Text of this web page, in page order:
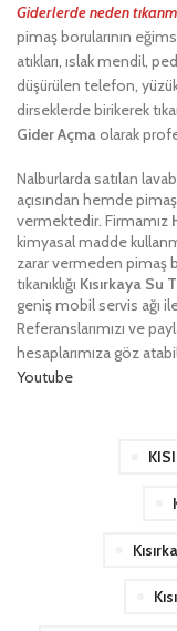
Giderlerde neden
pimaş borularının
atıkları, ıslak mendil,
düşürülen telefon,
dirseklerde birikerek
Gider Açmaolarak
Nalburlarda satılan
açısından hemde
vermektedir. Firmamız
kimyasal madde
zarar vermeden pimaş
tıkanıklığı Kısırkaya Su
geniş mobil servis ağı
Referanslarımızı ve
hesaplarımıza göz
Youtube